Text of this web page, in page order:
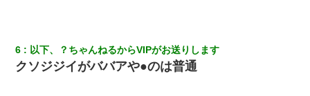
6 以下、？ちゃんねるからVIPがお送りします
クソジジイがババアや●のは普通